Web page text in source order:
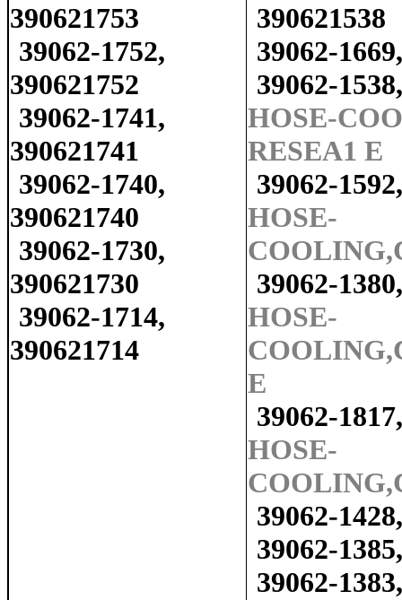
390621753
39062-1752,
390621752
39062-1741,
390621741
39062-1740,
390621740
39062-1730,
390621730
39062-1714,
390621714
390621538
39062-
39062-
HOSE-
RESEA1 E
39062-
HOSE-
39062-
HOSE-
E
39062-
HOSE-
39062-
39062-
39062-